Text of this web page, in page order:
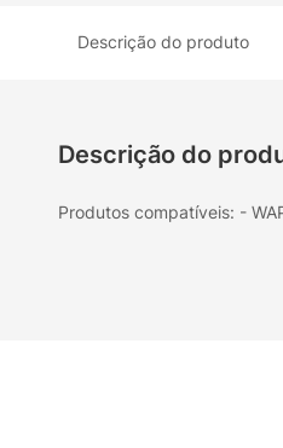
Descrição do produto
Descrição do
Produtos compatíveis: -